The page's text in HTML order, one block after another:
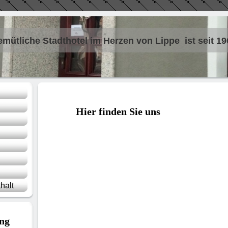
Stadthotel im Herzen von Lippe ist seit
Hier finden Sie uns